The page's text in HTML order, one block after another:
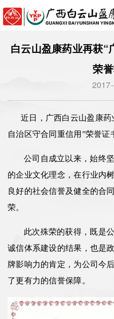
白云山盈康药业再获“
荣
近日，广西白云山盈康
自治区守合同重信用”荣誉证
公司自成立以来，始终
的企业文化理念，在行业内
良好的社会信誉及健全的合
荣。
此次殊荣的获得，既是
诚信体系建设的结果，也是
牌影响力的肯定，为公司今
了更有力的信誉保障。